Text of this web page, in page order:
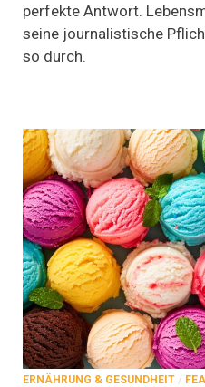
perfekte Antwort.
seine journalistische
so durch.
ERNÄHRUNG & GESUNDHEIT /